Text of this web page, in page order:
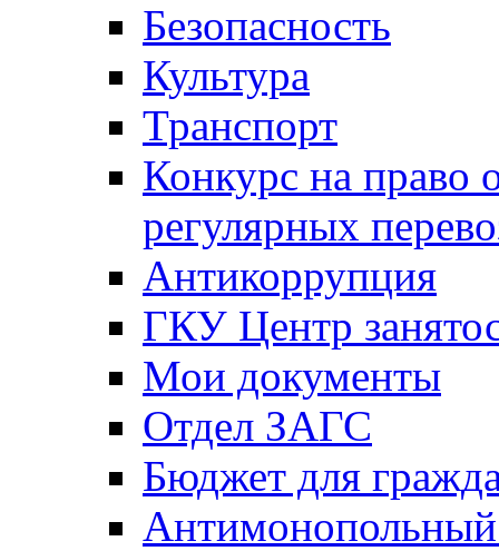
Безопасность
Культура
Транспорт
Конкурс на право
регулярных
Антикоррупция
ГКУ Центр
Мои документы
Отдел ЗАГС
Бюджет для
Антимонопольный